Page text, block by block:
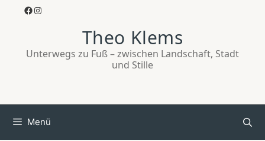
Facebook
Instagram
Theo Klems
Unterwegs zu Fuß – zwischen Landschaft, Stadt
und Stille
Menü